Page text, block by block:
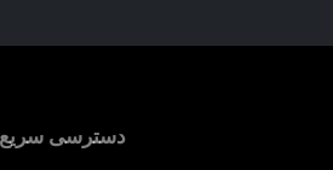
دسترسی سریع